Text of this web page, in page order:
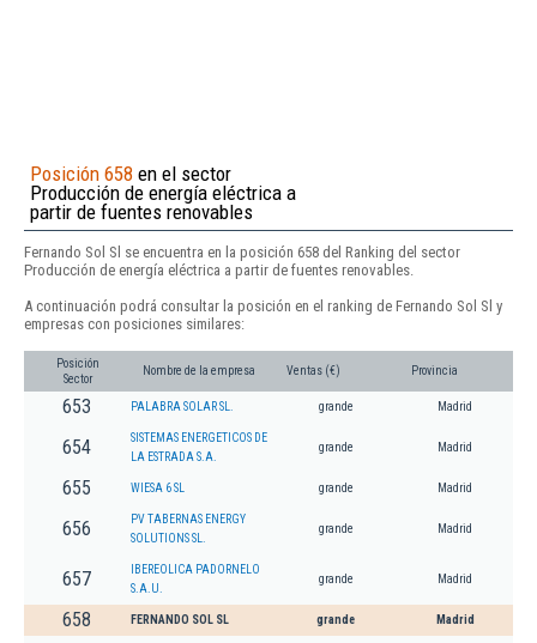
Posición 658 en el sector
Producción de energía eléctrica a
partir de fuentes renovables
Fernando Sol Sl se encuentra en la posición 658 del Ranking del sector
Producción de energía eléctrica a partir de fuentes renovables.
A continuación podrá consultar la posición en el ranking de Fernando Sol Sl y
empresas con posiciones similares:
Posición
Sector
Nombre de la empresa Ventas (€) Provincia
653 PALABRA SOLAR SL. grande Madrid
654
SISTEMAS ENERGETICOS DE
LA ESTRADA S.A.
grande Madrid
655 WIESA 6 SL grande Madrid
656
PV TABERNAS ENERGY
SOLUTIONS SL.
grande Madrid
657
IBEREOLICA PADORNELO
S.A.U.
grande Madrid
658 FERNANDO SOL SL grande Madrid